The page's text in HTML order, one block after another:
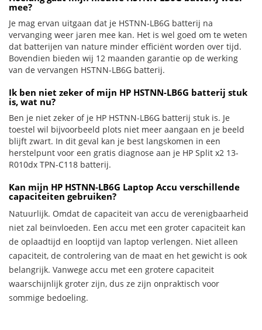
mee?
Je mag ervan uitgaan dat je HSTNN-LB6G batterij na
vervanging weer jaren mee kan. Het is wel goed om te weten
dat batterijen van nature minder efficiënt worden over tijd.
Bovendien bieden wij 12 maanden garantie op de werking
van de vervangen HSTNN-LB6G batterij.
Ik ben niet zeker of mijn HP HSTNN-LB6G batterij stuk
is, wat nu?
Ben je niet zeker of je HP HSTNN-LB6G batterij stuk is. Je
toestel wil bijvoorbeeld plots niet meer aangaan en je beeld
blijft zwart. In dit geval kan je best langskomen in een
herstelpunt voor een gratis diagnose aan je HP Split x2 13-
R010dx TPN-C118 batterij.
Kan mijn HP HSTNN-LB6G Laptop Accu verschillende
capaciteiten gebruiken?
Natuurlijk. Omdat de capaciteit van accu de verenigbaarheid
niet zal beïnvloeden. Een accu met een groter capaciteit kan
de oplaadtijd en looptijd van laptop verlengen. Niet alleen
capaciteit, de controlering van de maat en het gewicht is ook
belangrijk. Vanwege accu met een grotere capaciteit
waarschijnlijk groter zijn, dus ze zijn onpraktisch voor
sommige bedoeling.